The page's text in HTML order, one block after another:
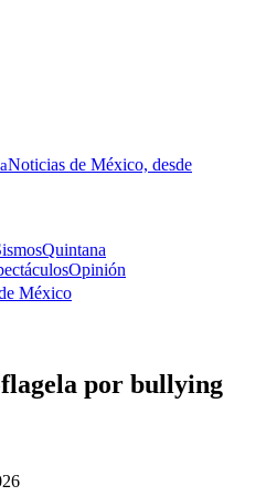
Noticias de México, desde
Quintana
Opinión
México
por bullying